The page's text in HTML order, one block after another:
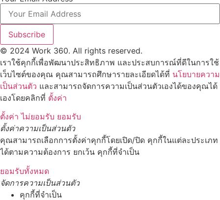
Subscribe
© 2024 Work 360. All rights reserved.
เราใช้คุกกี้เพื่อพัฒนาประสิทธิภาพ และประสบการณ์ที่ดีในการใช้
เว็บไซต์ของคุณ คุณสามารถศึกษารายละเอียดได้ที่ นโยบายความ
เป็นส่วนตัว และสามารถจัดการความเป็นส่วนตัวเองได้ของคุณได้
เองโดยคลิกที่ ตั้งค่า
ตั้งค่า ไม่ยอมรับ ยอมรับ
ตั้งค่าความเป็นส่วนตัว
คุณสามารถเลือกการตั้งค่าคุกกี้โดยเปิด/ปิด คุกกี้ในแต่ละประเภท
ได้ตามความต้องการ ยกเว้น คุกกี้ที่จำเป็น
ยอมรับทั้งหมด
จัดการความเป็นส่วนตัว
คุกกี้ที่จำเป็น